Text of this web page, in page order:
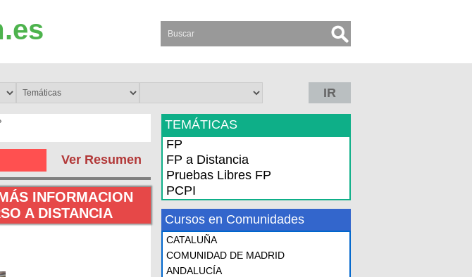
IR
Ver Resumen
INFORMACION
A DISTANCIA
TEMÁTICAS
FP
FP a Distancia
Pruebas Libres FP
PCPI
Cursos en Comunidades
CATALUÑA
COMUNIDAD DE MADRID
ANDALUCÍA